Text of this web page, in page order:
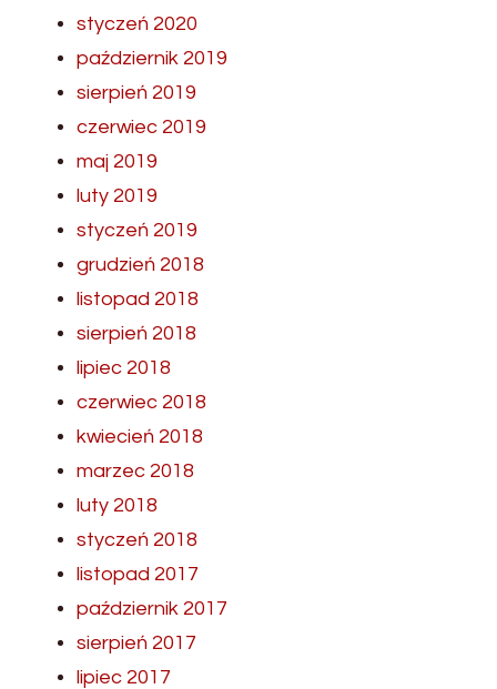
styczeń 2020
październik 2019
sierpień 2019
czerwiec 2019
maj 2019
luty 2019
styczeń 2019
grudzień 2018
listopad 2018
sierpień 2018
lipiec 2018
czerwiec 2018
kwiecień 2018
marzec 2018
luty 2018
styczeń 2018
listopad 2017
październik 2017
sierpień 2017
lipiec 2017